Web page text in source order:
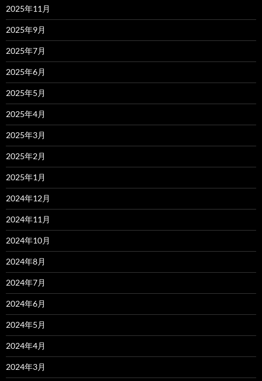
2025年11月
2025年9月
2025年7月
2025年6月
2025年5月
2025年4月
2025年3月
2025年2月
2025年1月
2024年12月
2024年11月
2024年10月
2024年8月
2024年7月
2024年6月
2024年5月
2024年4月
2024年3月